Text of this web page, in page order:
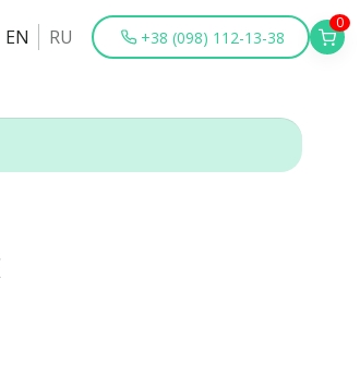
EN RU +38 (098) 112-13-38
0